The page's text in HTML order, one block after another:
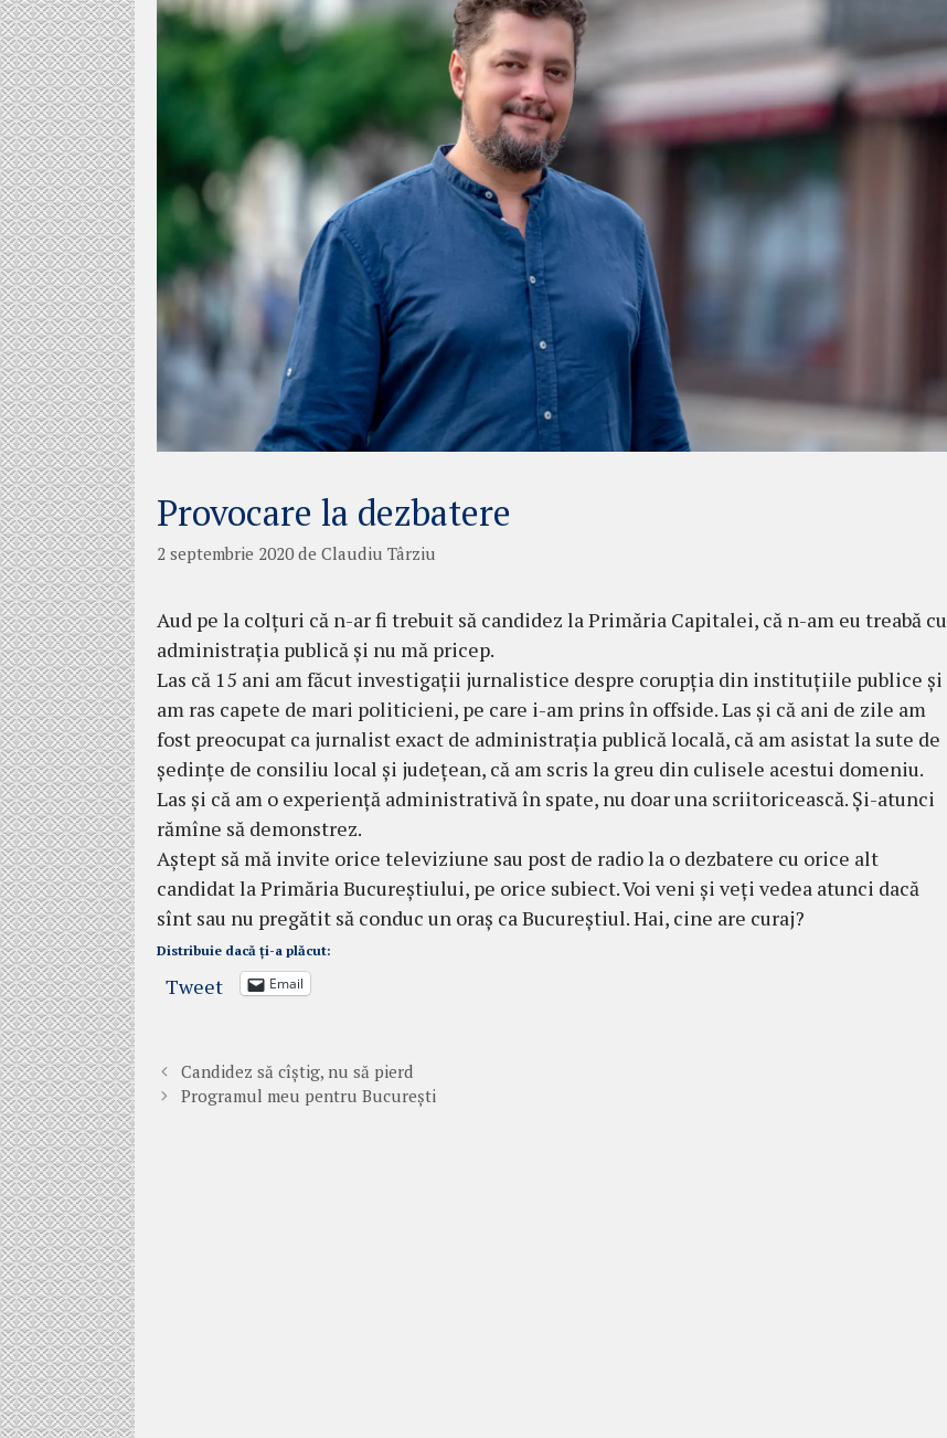
Provocare la dezbatere
2 septembrie 2020 de Claudiu Târziu
Aud pe la colțuri că n-ar fi trebuit să candidez la Primăria Capitalei, că n-am eu treabă cu
administrația publică și nu mă pricep.
Las că 15 ani am făcut investigații jurnalistice despre corupția din instituțiile publice și
am ras capete de mari politicieni, pe care i-am prins în offside. Las și că ani de zile am
fost preocupat ca jurnalist exact de administrația publică locală, că am asistat la sute de
ședințe de consiliu local și județean, că am scris la greu din culisele acestui domeniu.
Las și că am o experiență administrativă în spate, nu doar una scriitoricească. Și-atunci
rămîne să demonstrez.
Aștept să mă invite orice televiziune sau post de radio la o dezbatere cu orice alt
candidat la Primăria Bucureștiului, pe orice subiect. Voi veni și veți vedea atunci dacă
sînt sau nu pregătit să conduc un oraș ca Bucureștiul. Hai, cine are curaj?
Distribuie dacă ți-a plăcut:
Tweet Email
Candidez să cîștig, nu să pierd
Programul meu pentru București